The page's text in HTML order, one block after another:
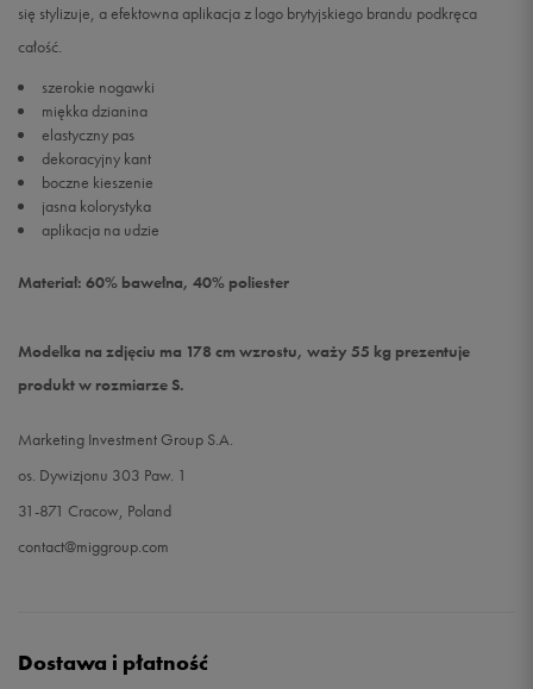
się stylizuje, a efektowna aplikacja z logo brytyjskiego brandu podkręca
całość.
szerokie nogawki
miękka dzianina
elastyczny pas
dekoracyjny kant
boczne kieszenie
jasna kolorystyka
aplikacja na udzie
Materiał: 60% bawełna, 40% poliester
Modelka na zdjęciu ma 178 cm wzrostu, waży 55 kg prezentuje
produkt w rozmiarze S.
Marketing Investment Group S.A.
os. Dywizjonu 303 Paw. 1
31-871 Cracow, Poland
contact@miggroup.com
Dostawa i płatność